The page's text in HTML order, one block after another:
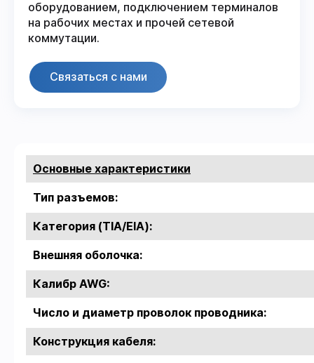
оборудованием, подключением терминалов
на рабочих местах и прочей сетевой
коммутации.
Связаться с нами
Основные характеристики
Тип разъемов:
Категория (TIA/EIA):
Внешняя оболочка:
Калибр AWG:
Число и диаметр проволок проводника:
Конструкция кабеля: